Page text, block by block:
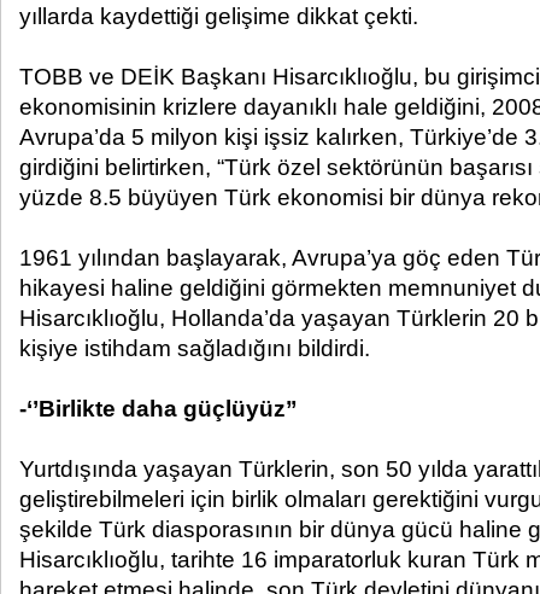
yıllarda kaydettiği gelişime dikkat çekti.
TOBB ve DEİK Başkanı Hisarcıklıoğlu, bu
ekonomisinin krizlere dayanıklı hale geldiğini,
Avrupa’da 5 milyon kişi işsiz kalırken, Türkiye’de
girdiğini belirtirken, “Türk özel sektörünün başarısı
yüzde 8.5 büyüyen Türk ekonomisi bir dünya
1961 yılından başlayarak, Avrupa’ya göç eden
hikayesi haline geldiğini görmekten memnuniyet
Hisarcıklıoğlu, Hollanda’da yaşayan Türklerin 20
kişiye istihdam sağladığını bildirdi.
-‘’Birlikte daha güçlüyüz”
Yurtdışında yaşayan Türklerin, son 50 yılda
geliştirebilmeleri için birlik olmaları gerektiğini
şekilde Türk diasporasının bir dünya gücü haline
Hisarcıklıoğlu, tarihte 16 imparatorluk kuran Türk